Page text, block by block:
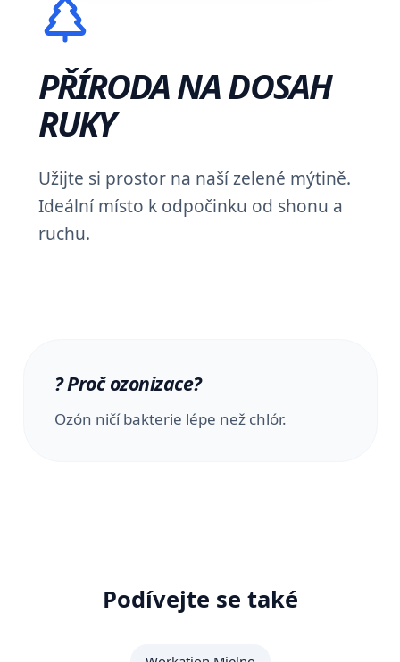
PŘÍRODA NA DOSAH
RUKY
Užijte si prostor na naší zelené mýtině.
Ideální místo k odpočinku od shonu a
ruchu.
?Proč ozonizace?
Ozón ničí bakterie lépe než chlór.
Podívejte se také